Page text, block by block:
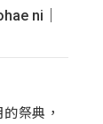
ni｜
祭典，